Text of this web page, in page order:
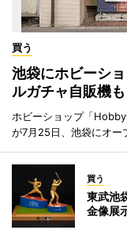
買う
池袋にホビーシ
ルガチャ自販機も
ホビーショップ「
が7月25日、池袋にオー
買う
東武池
金像展